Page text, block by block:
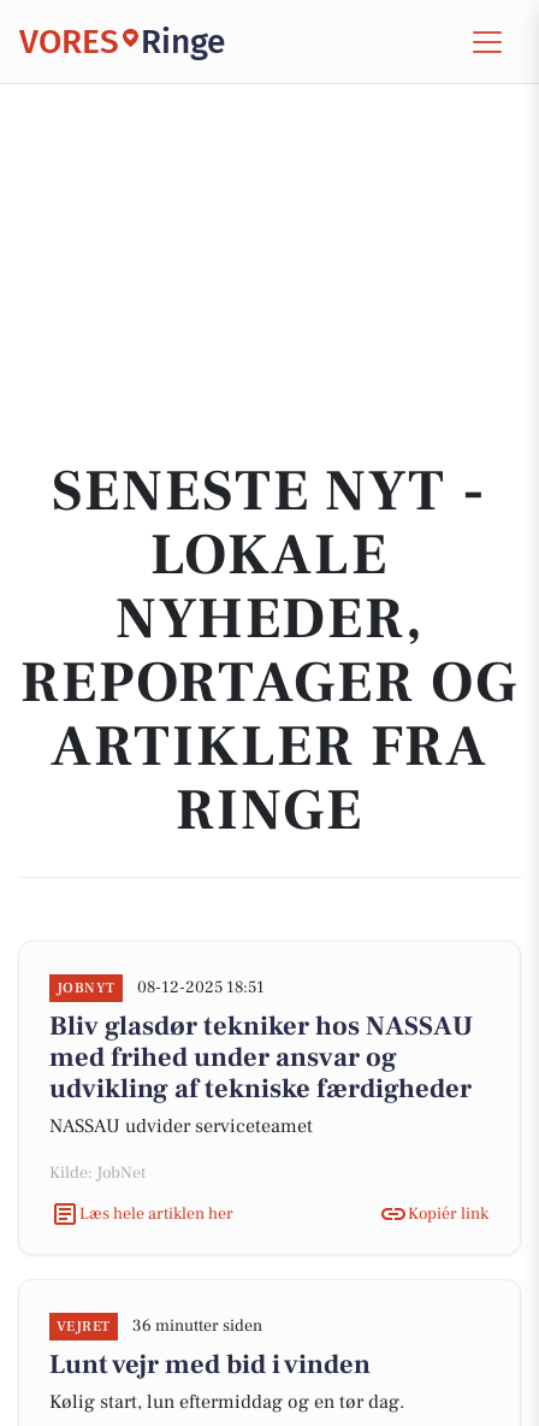
VORES Ringe
SENESTE NYT -
LOKALE
NYHEDER,
REPORTAGER OG
ARTIKLER FRA
RINGE
JOBNYT 08-12-2025 18:51
Bliv glasdør tekniker hos NASSAU
med frihed under ansvar og
udvikling af tekniske færdigheder
NASSAU udvider serviceteamet
Kilde: JobNet
Læs hele artiklen her
Kopiér link
VEJRET 36 minutter siden
Lunt vejr med bid i vinden
Kølig start, lun eftermiddag og en tør dag.